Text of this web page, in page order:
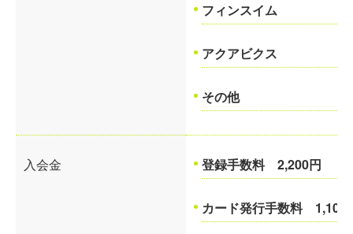
フィンスイム
アクアビクス
その他
入会金 登録手数料 2,200円
カード発行手数料 1,100